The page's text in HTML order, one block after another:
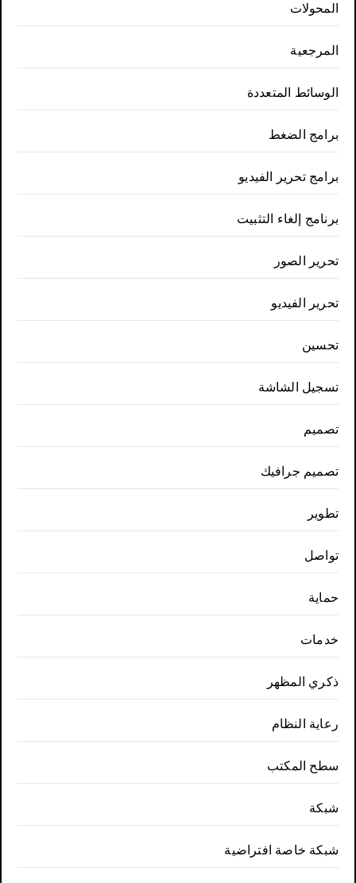
المحولات
المرجعية
الوسائط المتعددة
برامج الضغط
برامج تحرير الفيديو
برنامج إلغاء التثبيت
تحرير الصور
تحرير الفيديو
تحسين
تسجيل الشاشة
تصميم
تصميم جرافيك
تطوير
تواصل
حماية
خدمات
ذكري المظهر
رعاية النظام
سطح المكتب
شبكة
شبكة خاصة افتراضية